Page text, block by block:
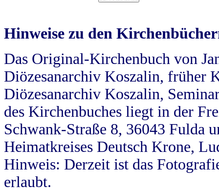
Hinweise zu den
Das Original-Kirchenbuch von
Diözesanarchiv Koszalin, früher
Diözesanarchiv Koszalin,
des Kirchenbuches liegt in der
Schwank-Straße 8, 36043 Fulda
Heimatkreises Deutsch Krone,
Hinweis: Derzeit ist das
erlaubt.